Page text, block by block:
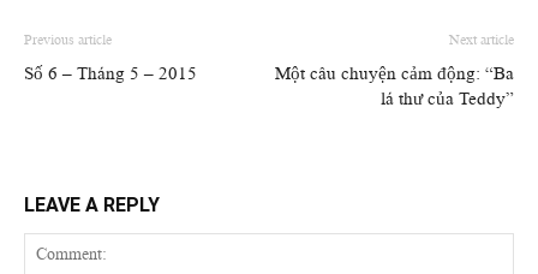
Previous article
Số 6 – Tháng 5 – 2015
Next article
Một câu chuyện cảm động: “Ba
lá thư của Teddy”
LEAVE A REPLY